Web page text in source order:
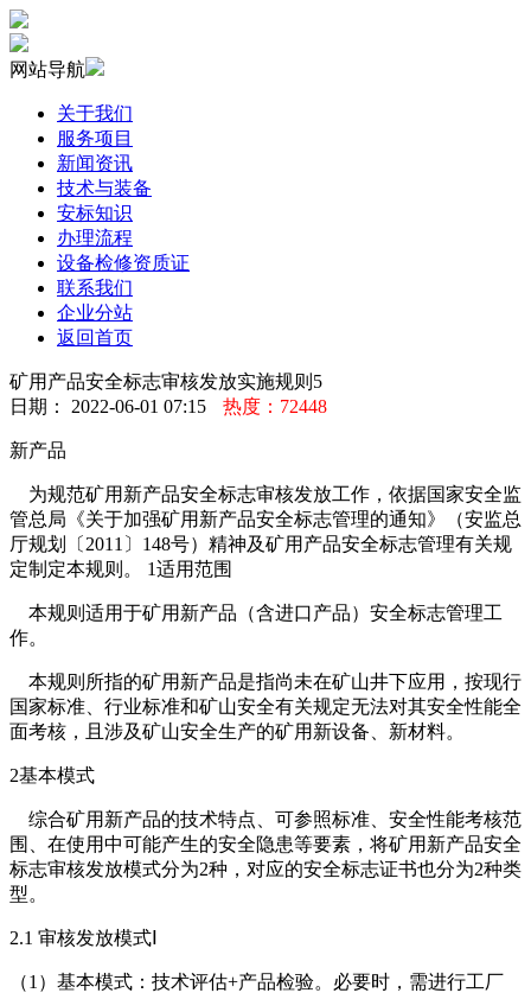
网站导航
关于我们
服务项目
新闻资讯
技术与装备
安标知识
办理流程
设备检修资质证
联系我们
企业分站
返回首页
矿用产品安全标志审核发放实施规则5
日期： 2022-06-01 07:15
热度：72448
新产品
为规范矿用新产品安全标志审核发放工作，依据国家安全监
管总局《关于加强矿用新产品安全标志管理的通知》（安监总
厅规划〔2011〕148号）精神及矿用产品安全标志管理有关规
定制定本规则。 1适用范围
本规则适用于矿用新产品（含进口产品）安全标志管理工
作。
本规则所指的矿用新产品是指尚未在矿山井下应用，按现行
国家标准、行业标准和矿山安全有关规定无法对其安全性能全
面考核，且涉及矿山安全生产的矿用新设备、新材料。
2基本模式
综合矿用新产品的技术特点、可参照标准、安全性能考核范
围、在使用中可能产生的安全隐患等要素，将矿用新产品安全
标志审核发放模式分为2种，对应的安全标志证书也分为2种类
型。
2.1 审核发放模式Ⅰ
（1）基本模式：技术评估+产品检验。必要时，需进行工厂